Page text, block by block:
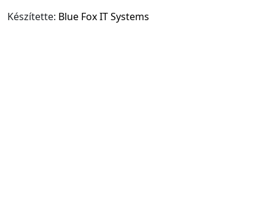
Készítette: Blue Fox IT Systems